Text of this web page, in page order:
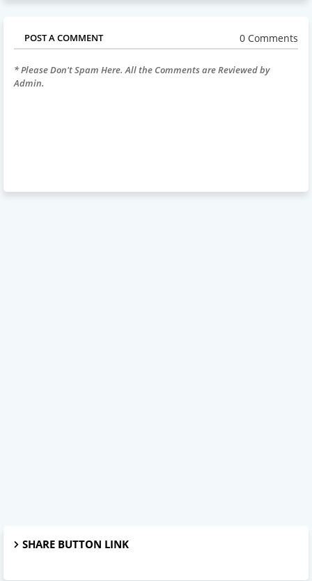
POST A COMMENT 0 Comments
* Please Don't Spam Here. All the Comments are Reviewed by
Admin.
SHARE BUTTON LINK